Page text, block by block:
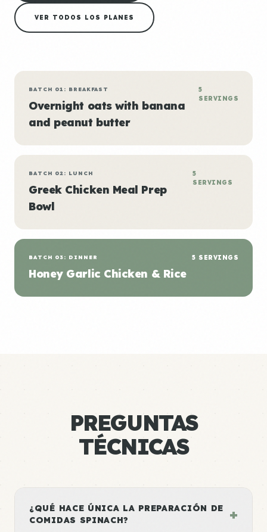
VER TODOS LOS PLANES
BATCH 01: BREAKFAST
Overnight oats with banana
and peanut butter
5
SERVINGS
BATCH 02: LUNCH
Greek Chicken Meal Prep
Bowl
5
SERVINGS
BATCH 03: DINNER
Honey Garlic Chicken & Rice
5 SERVINGS
PREGUNTAS
TÉCNICAS
¿QUÉ HACE ÚNICA LA PREPARACIÓN DE
COMIDAS SPINACH?
+